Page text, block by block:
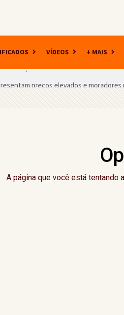
VÍDEOS + MAIS
preços elevados e
do Dia do Evangélico com atrações
nos anos iniciais e finais do
A página que você está tentando